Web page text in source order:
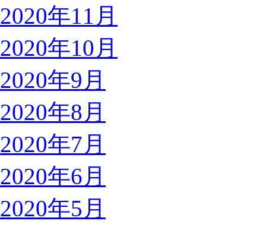
2020年11月
2020年10月
2020年9月
2020年8月
2020年7月
2020年6月
2020年5月